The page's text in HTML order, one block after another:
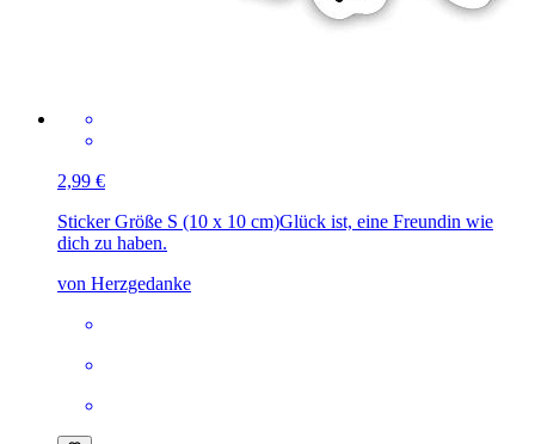
2,99 €
Sticker Größe S (10 x 10 cm)Glück ist, eine Freundin wie
dich zu haben.
von Herzgedanke